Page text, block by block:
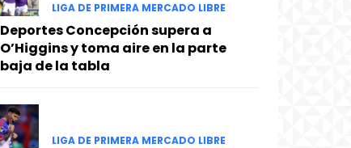
LIGA DE PRIMERA MERCADO LIBRE
Deportes Concepción supera a
O’Higgins y toma aire en la parte
baja de la tabla
LIGA DE PRIMERA MERCADO LIBRE